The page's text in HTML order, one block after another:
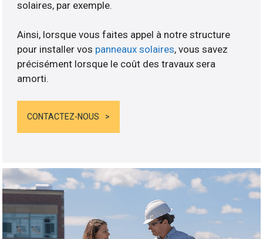
solaires, par exemple.
Ainsi, lorsque vous faites appel à notre structure
pour installer vos panneaux solaires, vous savez
précisément lorsque le coût des travaux sera
amorti.
CONTACTEZ-NOUS